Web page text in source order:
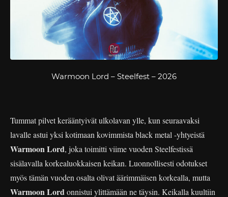
Warmoon Lord – Steelfest – 2026
Tummat pilvet kerääntyivät ulkolavan ylle, kun seuraavaksi
lavalle astui yksi kotimaan kovimmista black metal -yhtyeistä
Warmoon Lord, joka toimitti viime vuoden Steelfestissä
sisälavalla korkealuokkaisen keikan. Luonnollisesti odotukset
myös tämän vuoden osalta olivat äärimmäisen korkealla, mutta
Warmoon Lordonnistui ylittämään ne täysin. Keikalla kuultiin